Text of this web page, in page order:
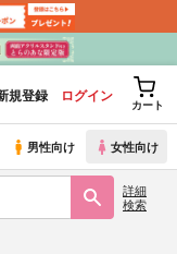
規登録 ログイン
カート
男性向け 女性向け
詳細
検索